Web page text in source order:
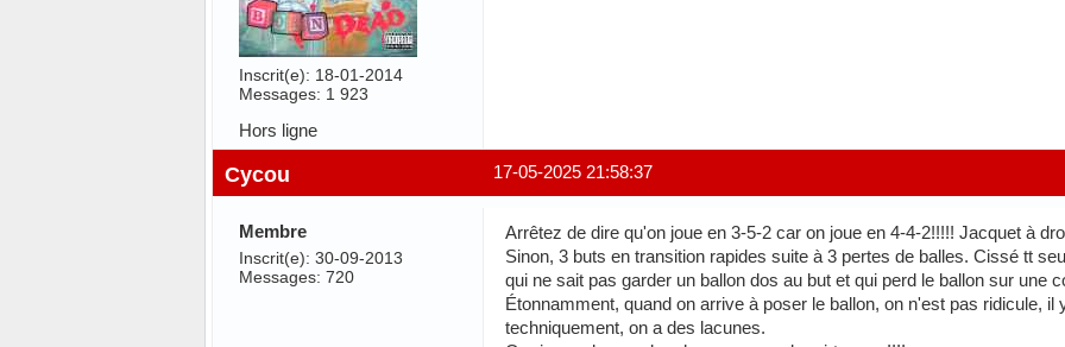
Inscrit(e): 18-01-2014
Messages: 1 923
Hors ligne
17-05-2025 21:58:37
Cycou
Membre
Inscrit(e): 30-09-2013
Messages: 720
Arrêtez de dire qu'on joue en 3-5-2 car on joue en 4-4-2!!!!! Jacquet à
Sinon, 3 buts en transition rapides suite à 3 pertes de balles. Cissé tt
qui ne sait pas garder un ballon dos au but et qui perd le ballon sur une
Étonnamment, quand on arrive à poser le ballon, on n'est pas ridicule,
techniquement, on a des lacunes.